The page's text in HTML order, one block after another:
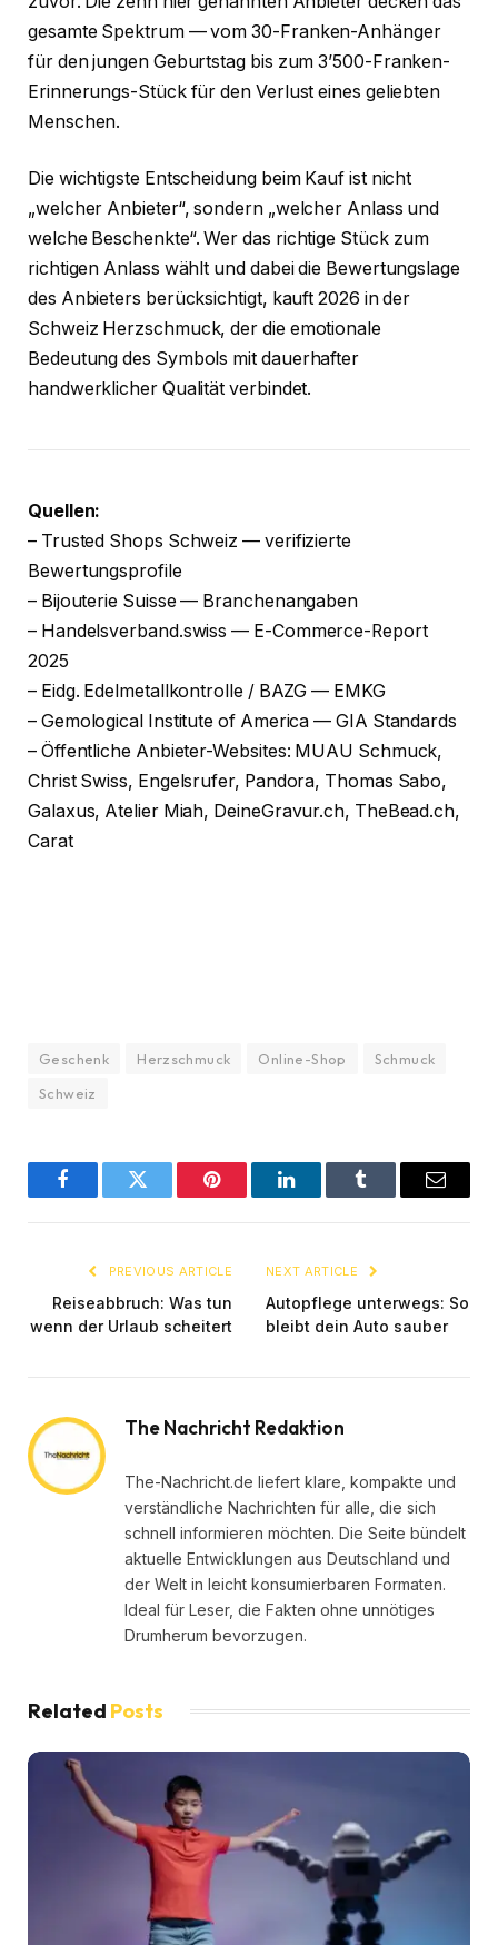
gesamte Spektrum — vom 30-Franken-Anhänger
für den jungen Geburtstag bis zum 3’500-Franken-
Erinnerungs-Stück für den Verlust eines geliebten
Menschen.
Die wichtigste Entscheidung beim Kauf ist nicht
„welcher Anbieter“, sondern „welcher Anlass und
welche Beschenkte“. Wer das richtige Stück zum
richtigen Anlass wählt und dabei die Bewertungslage
des Anbieters berücksichtigt, kauft 2026 in der
Schweiz Herzschmuck, der die emotionale
Bedeutung des Symbols mit dauerhafter
handwerklicher Qualität verbindet.
Quellen:
– Trusted Shops Schweiz — verifizierte
Bewertungsprofile
– Bijouterie Suisse — Branchenangaben
– Handelsverband.swiss — E-Commerce-Report
2025
– Eidg. Edelmetallkontrolle / BAZG — EMKG
– Gemological Institute of America — GIA Standards
– Öffentliche Anbieter-Websites: MUAU Schmuck,
Christ Swiss, Engelsrufer, Pandora, Thomas Sabo,
Galaxus, Atelier Miah, DeineGravur.ch, TheBead.ch,
Carat
Geschenk Herzschmuck Online-Shop
Schmuck
Schweiz
FacebookTwitter Pinterest LinkedInTumblr Email
PREVIOUS ARTICLE
Reiseabbruch: Was tun
wenn der Urlaub scheitert
NEXT ARTICLE
Autopflege unterwegs: So
bleibt dein Auto sauber
The Nachricht Redaktion
The-Nachricht.de liefert klare, kompakte und
verständliche Nachrichten für alle, die sich
schnell informieren möchten. Die Seite bündelt
aktuelle Entwicklungen aus Deutschland und
der Welt in leicht konsumierbaren Formaten.
Ideal für Leser, die Fakten ohne unnötiges
Drumherum bevorzugen.
Related Posts